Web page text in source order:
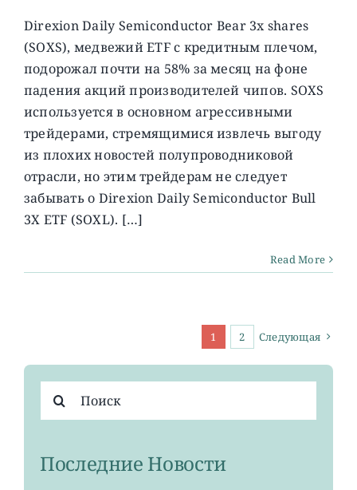
Direxion Daily Semiconductor Bear 3x shares
(SOXS), медвежий ETF с кредитным плечом,
подорожал почти на 58% за месяц на фоне
падения акций производителей чипов. SOXS
используется в основном агрессивными
трейдерами, стремящимися извлечь выгоду
из плохих новостей полупроводниковой
отрасли, но этим трейдерам не следует
забывать о Direxion Daily Semiconductor Bull
3X ETF (SOXL). […]
Read More
1 2 Следующая
Результат
поиска:
Последние Новости